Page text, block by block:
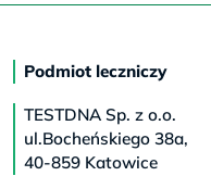
Podmiot leczniczy
TESTDNA Sp. z o.o.
ul.Bocheńskiego 38a,
40-859 Katowice